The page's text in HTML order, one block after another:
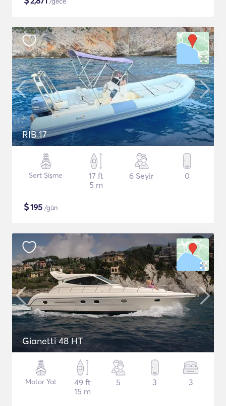
RIB 17
Sert Şişme
17 ft
5 m
6 Seyir 0
$195 /gün
Gianetti 48 HT
Motor Yat
49 ft
15 m
5 3 3